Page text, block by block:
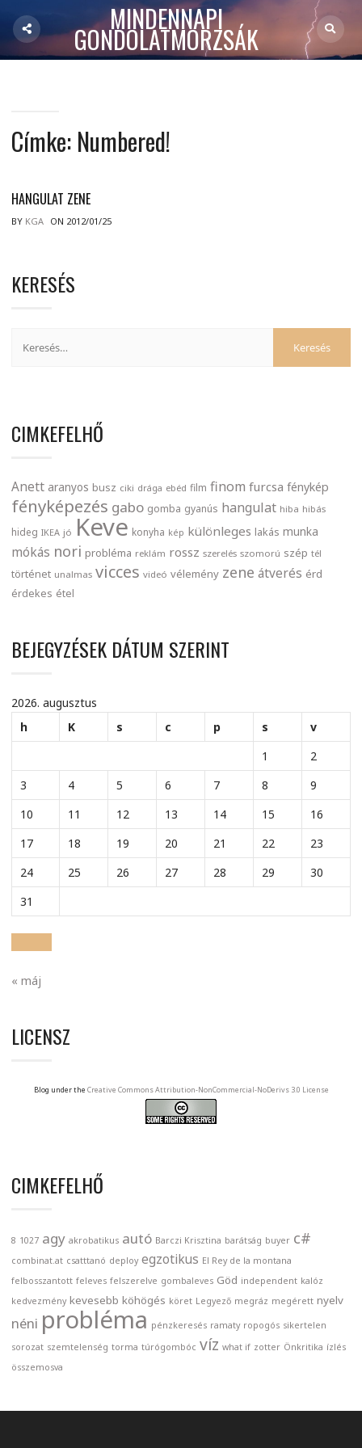
MINDENNAPI
GONDOLATMORZSÁK
Címke: Numbered!
HANGULAT ZENE
BY KGA ON 2012/01/25
KERESÉS
CIMKEFELHŐ
Anett aranyos busz ciki drága ebéd film finom furcsa fénykép
fényképezés gabo gomba gyanús hangulat hiba hibás
hideg IKEA jó Keve konyha kép különleges lakás munka
mókás nori probléma reklám rossz szerelés szomorú szép tél
történet unalmas vicces videó vélemény zene átverés érd
érdekes étel
BEJEGYZÉSEK DÁTUM SZERINT
2026. augusztus
h
K s c p s
v
1
2
3
4 5 6 7 8
9
10
11 12 13 14 15
16
17
18 19 20 21 22
23
24
25 26 27 28 29
30
31
« máj
LICENSZ
Blog under the Creative Commons Attribution-NonCommercial-NoDerivs 3.0 License
CIMKEFELHŐ
8 1027 agy akrobatikus autó Barczi Krisztina barátság buyer c#
combinat.at csatttanó deploy egzotikus El Rey de la montana
felbosszantott feleves felszerelve gombaleves Göd independent kalóz
kedvezmény kevesebb köhögés köret Legyező megráz megérett nyelv
néni probléma pénzkeresés ramaty ropogós sikertelen
sorozat szemtelenség torma túrógombóc víz what if zotter Önkritika ízlés
összemosva